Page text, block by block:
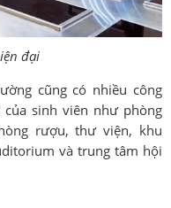
đại
cũng có nhiều công
sinh viên như phòng
rượu, thư viện, khu
và trung tâm hội